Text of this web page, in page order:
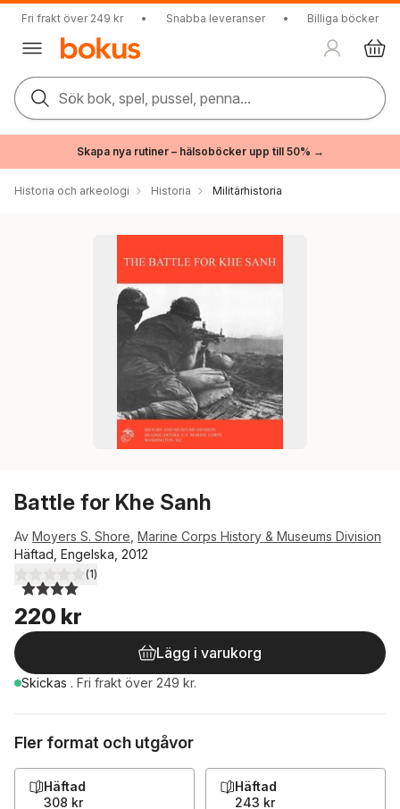
Fri frakt över 249 kr • Snabba leveranser • Billiga böcker
Sök bok, spel, pussel, penna...
Skapa nya rutiner – hälsoböcker upp till 50% →
Historia och arkeologi Historia Militärhistoria
Battle for Khe Sanh
Av Moyers S. Shore Marine Corps History & Museums Division
Häftad, Engelska, 2012
4,0utav 5 stjärnor. Totalt antal röster:
(1)
220 kr
Lägg i varukorg
Skickas . Fri frakt över 249 kr.
Fler format och utgåvor
Häftad
308 kr
Häftad
243 kr